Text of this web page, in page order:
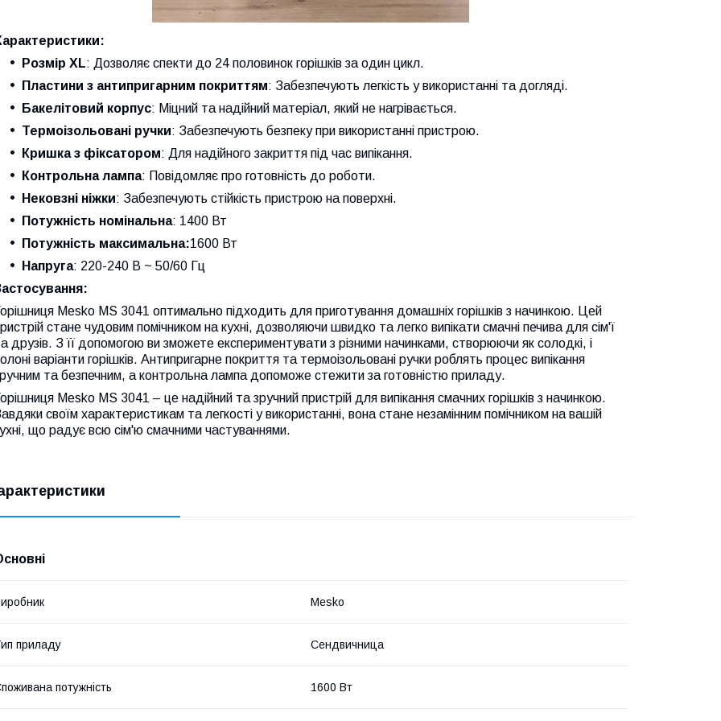
Розмір XL: Дозволяє спекти до 24 половинок горішків за один цикл.
Пластини з антипригарним покриттям: Забезпечують легкість у використанні та догляді.
Бакелітовий корпус: Міцний та надійний матеріал, який не нагрівається.
Термоізольовані ручки: Забезпечують безпеку при використанні пристрою.
Кришка з фіксатором: Для надійного закриття під час випікання.
Контрольна лампа: Повідомляє про готовність до роботи.
Нековзні ніжки: Забезпечують стійкість пристрою на поверхні.
Потужність номінальна: 1400 Вт
Потужність максимальна:1600 Вт
Напруга: 220-240 В ~ 50/60 Гц
Mesko MS 3041 оптимально підходить для приготування домашніх горішків з начинкою. Цей
стане чудовим помічником на кухні, дозволяючи швидко та легко випікати смачні печива для сім'ї
друзів. З її допомогою ви зможете експериментувати з різними начинками, створюючи як солодкі, і
варіанти горішків. Антипригарне покриття та термоізольовані ручки роблять процес випікання
та безпечним, а контрольна лампа допоможе стежити за готовністю приладу.
Mesko MS 3041 – це надійний та зручний пристрій для випікання смачних горішків з начинкою.
своїм характеристикам та легкості у використанні, вона стане незамінним помічником на вашій
що радує всю сім'ю смачними частуваннями.
Mesko
приладу Сендвичница
потужність 1600 Вт